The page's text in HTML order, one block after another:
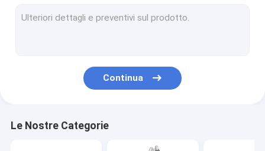
Continua
Le Nostre Categorie